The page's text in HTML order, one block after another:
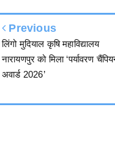
नारायणपुर को मिला ‘पर्यावरण चैंपियन
अवार्ड 2026’